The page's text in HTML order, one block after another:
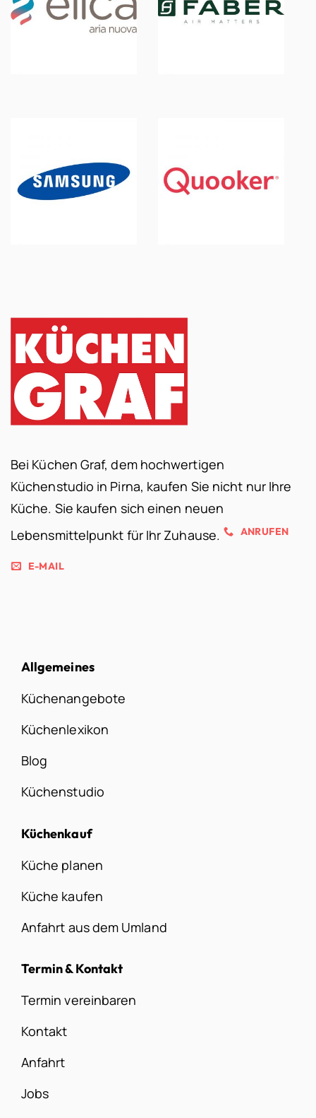
Bei Küchen Graf, dem hochwertigen
Küchenstudio in Pirna, kaufen Sie nicht nur Ihre
Küche. Sie kaufen sich einen neuen
Lebensmittelpunkt für Ihr Zuhause.
ANRUFEN
E-MAIL
Allgemeines
Küchenangebote
Küchenlexikon
Blog
Küchenstudio
Küchenkauf
Küche planen
Küche kaufen
Anfahrt aus dem Umland
Termin & Kontakt
Termin vereinbaren
Kontakt
Anfahrt
Jobs